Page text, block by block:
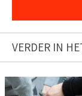
VERDER IN